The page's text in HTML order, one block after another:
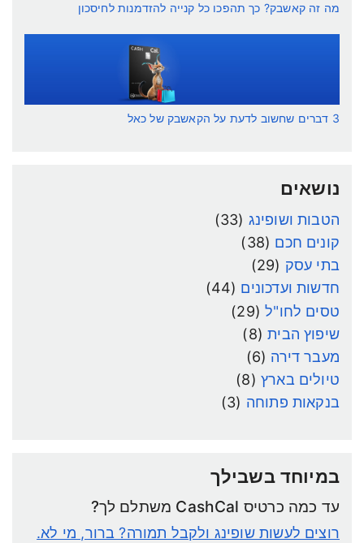
מה זה קאשבק? כך תהפכו כל קנייה להזדמנות לחיסכון
3 דברים שחשוב לדעת על הקאשבק של כאל
נושאים
הטבות ושופינג (33)
קונים חכם (38)
בתי עסק (29)
חדשות ועדכונים (44)
טסים לחו"ל(29)
שיפוץ הבית(8)
מעבר דירה (6)
טיולים בארץ(8)
בנקאות פתוחה (3)
במיוחד בשבילך
עד כמה כרטיס CashCal משתלם לך?
רוצים לעשות שופינג ולקבל תמורה? ברור, מי לא.